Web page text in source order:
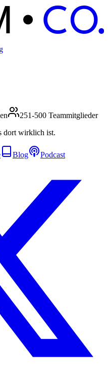
C O.
251-500 Teammitglieder
dort wirklich ist.
Blog Podcast